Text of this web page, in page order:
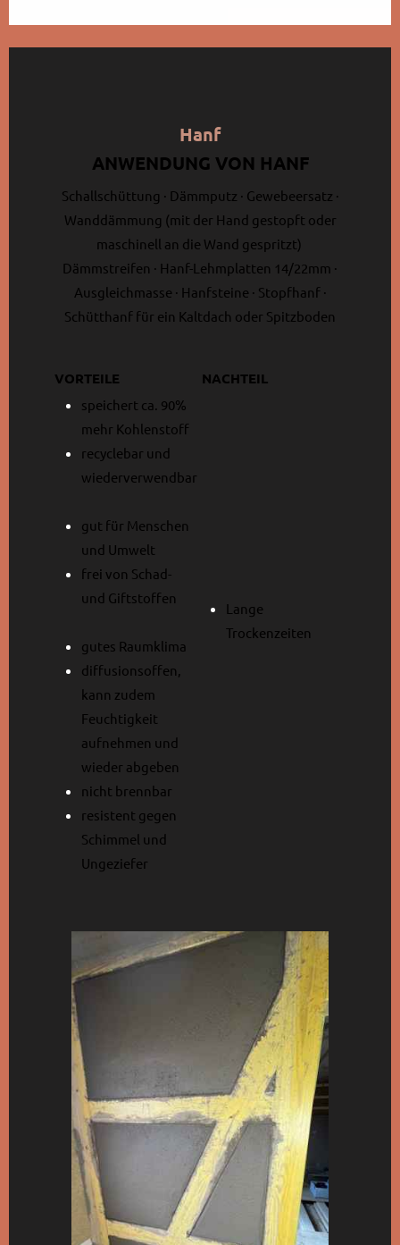
Hanf
ANWENDUNG VON HANF
Schallschüttung · Dämmputz · Gewebeersatz ·
Wanddämmung (mit der Hand gestopft oder
maschinell an die Wand gespritzt)
Dämmstreifen · Hanf-Lehmplatten 14/22mm ·
Ausgleichmasse · Hanfsteine · Stopfhanf ·
Schütthanf für ein Kaltdach oder Spitzboden
VORTEILE NACHTEIL
speichert ca. 90%
mehr Kohlenstoff
recyclebar und
wiederverwendbar
gut für Menschen
und Umwelt
frei von Schad-
und Giftstoffen
gutes Raumklima
diffusionsoffen,
kann zudem
Feuchtigkeit
aufnehmen und
wieder abgeben
nicht brennbar
resistent gegen
Schimmel und
Ungeziefer
Lange
Trockenzeiten